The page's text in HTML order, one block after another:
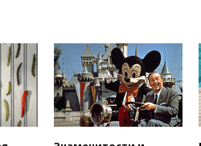
при
время
вчера,